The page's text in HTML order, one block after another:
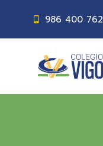
986 400 762